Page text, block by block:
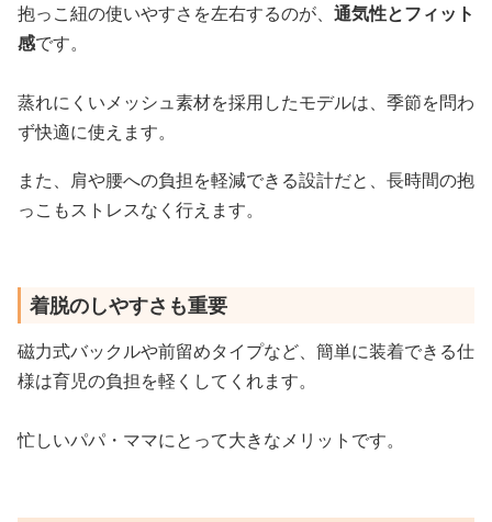
抱っこ紐の使いやすさを左右するのが、 通気性とフィット
感です。
蒸れにくいメッシュ素材を採用したモデルは、季節を問わ
ず快適に使えます。
また、肩や腰への負担を軽減できる設計だと、長時間の抱
っこもストレスなく行えます。
着脱のしやすさも重要
磁力式バックルや前留めタイプなど、簡単に装着できる仕
様は育児の負担を軽くしてくれます。
忙しいパパ・ママにとって大きなメリットです。